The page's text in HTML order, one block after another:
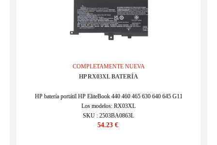
COMPLETAMENTE NUEVA
HP RX03XL BATERÍA
HP batería portátil HP EliteBook 440 460 465 630 640 645 G11
Los modelos: RX03XL
SKU : 2503BA0863L
54.23 €